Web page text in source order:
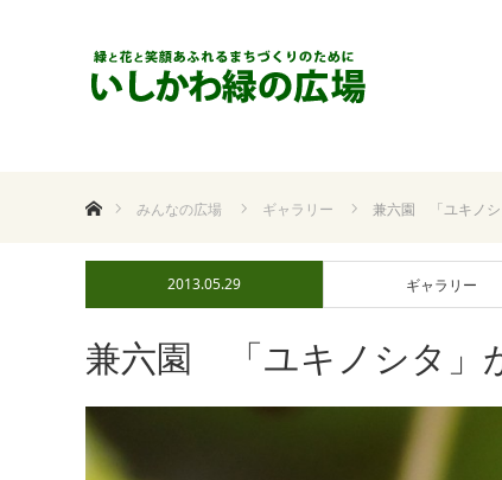
みんなの広場
ギャラリー 兼六園 「ユキノシ
2013.05.29 ギャラリー
兼六園 「ユキノシタ」